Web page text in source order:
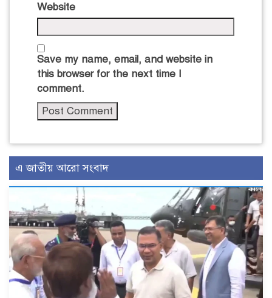
Website
Save my name, email, and website in
this browser for the next time I
comment.
এ জাতীয় আরো সংবাদ